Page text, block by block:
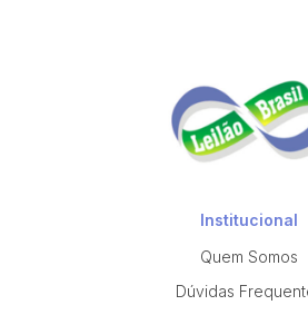
Institucional
Quem Somos
Dúvidas